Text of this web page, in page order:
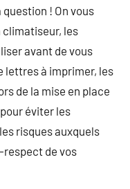
! On vous
climatiseur, les
avant de vous
lettres à imprimer, les
de la mise en place
éviter les
risques auxquels
respect de vos